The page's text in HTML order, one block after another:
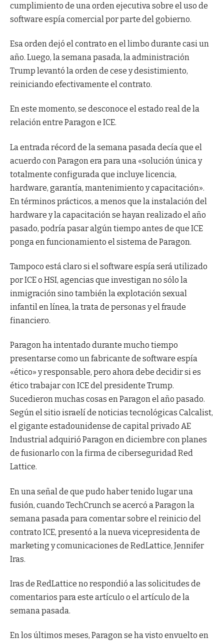
cumplimiento de una orden ejecutiva sobre el uso de
software espía comercial por parte del gobierno.
Esa orden dejó el contrato en el limbo durante casi un
año. Luego, la semana pasada, la administración
Trump levantó la orden de cese y desistimiento,
reiniciando efectivamente el contrato.
En este momento, se desconoce el estado real de la
relación entre Paragon e ICE.
La entrada récord de la semana pasada decía que el
acuerdo con Paragon era para una «solución única y
totalmente configurada que incluye licencia,
hardware, garantía, mantenimiento y capacitación».
En términos prácticos, a menos que la instalación del
hardware y la capacitación se hayan realizado el año
pasado, podría pasar algún tiempo antes de que ICE
ponga en funcionamiento el sistema de Paragon.
Tampoco está claro si el software espía será utilizado
por ICE o HSI, agencias que investigan no sólo la
inmigración sino también la explotación sexual
infantil en línea, la trata de personas y el fraude
financiero.
Paragon ha intentado durante mucho tiempo
presentarse como un fabricante de software espía
«ético» y responsable, pero ahora debe decidir si es
ético trabajar con ICE del presidente Trump.
Sucedieron muchas cosas en Paragon el año pasado.
Según el sitio israelí de noticias tecnológicas Calcalist,
el gigante estadounidense de capital privado AE
Industrial adquirió Paragon en diciembre con planes
de fusionarlo con la firma de ciberseguridad Red
Lattice.
En una señal de que pudo haber tenido lugar una
fusión, cuando TechCrunch se acercó a Paragon la
semana pasada para comentar sobre el reinicio del
contrato ICE, presentó a la nueva vicepresidenta de
marketing y comunicaciones de RedLattice, Jennifer
Iras.
Iras de RedLattice no respondió a las solicitudes de
comentarios para este artículo o el artículo de la
semana pasada.
En los últimos meses, Paragon se ha visto envuelto en